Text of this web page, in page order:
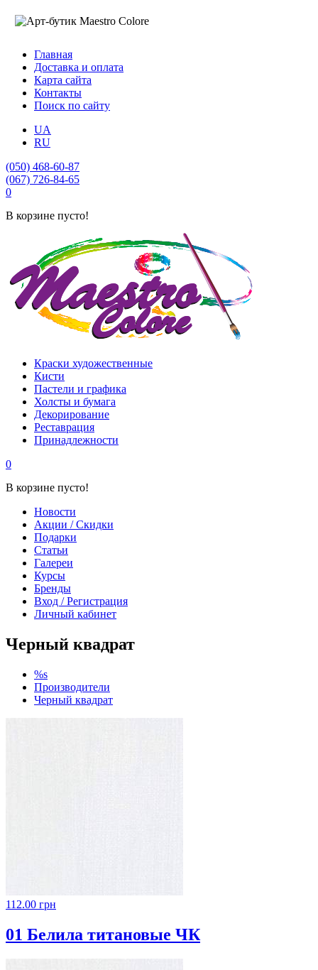
Главная
Доставка и оплата
Карта сайта
Контакты
Поиск по сайту
UA
RU
(050) 468-60-87
(067) 726-84-65
0
В корзине пусто!
Краски художественные
Кисти
Пастели и графика
Холсты и бумага
Декорирование
Реставрация
Принадлежности
0
В корзине пусто!
Новости
Акции / Скидки
Подарки
Статьи
Галереи
Курсы
Бренды
Вход / Регистрация
Личный кабинет
Черный квадрат
%s
Производители
Черный квадрат
112.00 грн
01 Белила титановые ЧК